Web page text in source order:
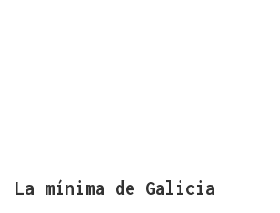
La mínima de Galicia